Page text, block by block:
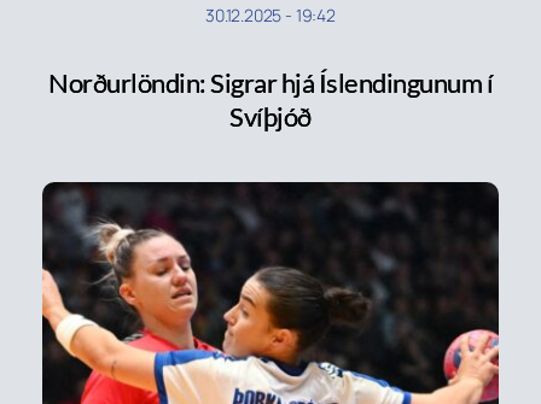
30.12.2025 - 19:42
Norðurlöndin: Sigrar hjá Íslendingunum í
Svíþjóð